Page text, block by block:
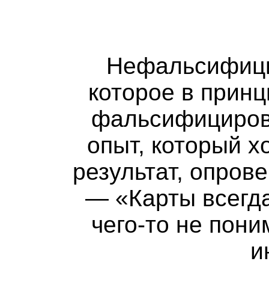
которое в
опыт, который
результат,
— «Карты
чего-то не